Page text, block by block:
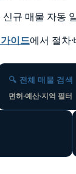
신규 매물 자동
이드에서 절차
🔍 전체 매물 검색
면허·예산·지역 필터